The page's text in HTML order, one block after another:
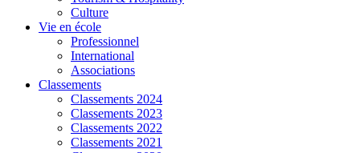
Culture
Vie en école
Professionnel
International
Associations
Classements
Classements 2024
Classements 2023
Classements 2022
Classements 2021